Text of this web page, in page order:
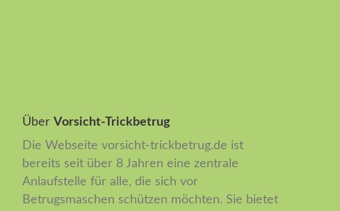
Über Vorsicht-Trickbetrug
Die Webseite vorsicht-trickbetrug.de ist
bereits seit über 8 Jahren eine zentrale
Anlaufstelle für alle, die sich vor
Betrugsmaschen schützen möchten. Sie bietet